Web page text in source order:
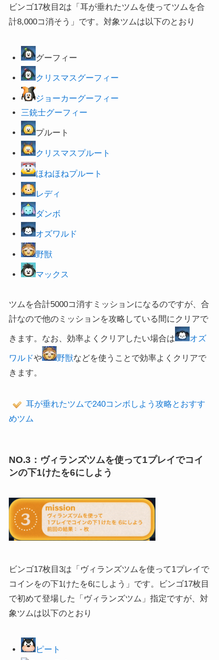
ビンゴ17枚目2は「耳が垂れたツムを使ってツムを合
計8,000コ消そう」です。対象ツムは以下のとおり
グーフィー
クリスマスグーフィー
ジョーカーグーフィー
三銃士グーフィー
プルート
クリスマスプルート
ほねほねプルート
レディ
ダンボ
オズワルド
野獣
マックス
ツムを合計5000コ消すミッションになるのですが、合
計なので他のミッションを攻略している間にクリアで
きます。なお、効率よくクリアしたい場合は オズ
ワルドや 野獣などを使うことで効率よくクリアで
きます。
耳が垂れたツムで240コンボしよう攻略とおすす
めツム
NO.3：ヴィランズツムを使って1プレイでコイ
ンの下1けたを6にしよう
ビンゴ17枚目3は「ヴィランズツムを使って1プレイで
コインをの下1けたを6にしよう」です。ビンゴ17枚目
で初めて登場した「ヴィランズツム」指定ですが、対
象ツムは以下のとおり
ピート